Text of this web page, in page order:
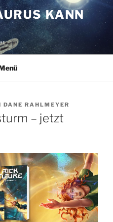
KANN
DANE RAHLMEYER
– jetzt